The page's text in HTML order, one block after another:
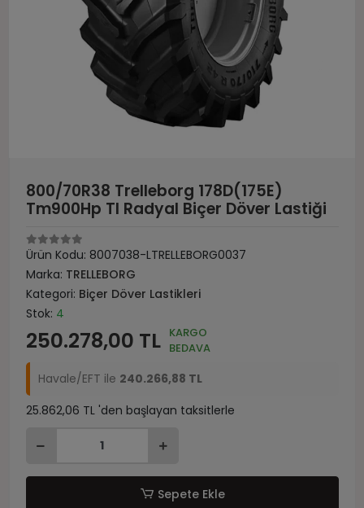
800/70R38 Trelleborg 178D(175E)
Tm900Hp Tl Radyal Biçer Döver Lastiği
Ürün Kodu: 8007038-LTRELLEBORG0037
Marka: TRELLEBORG
Kategori: Biçer Döver Lastikleri
Stok: 4
250.278,00 TL KARGO
BEDAVA
Havale/EFT ile 240.266,88 TL
25.862,06 TL 'den başlayan taksitlerle
Sepete Ekle